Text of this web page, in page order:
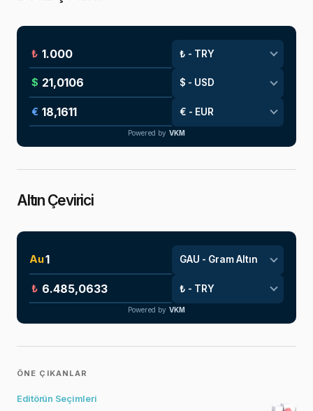
₺
$
€
Powered by VKM
Altın Çevirici
Au
₺
Powered by VKM
ÖNE ÇIKANLAR
Editörün Seçimleri